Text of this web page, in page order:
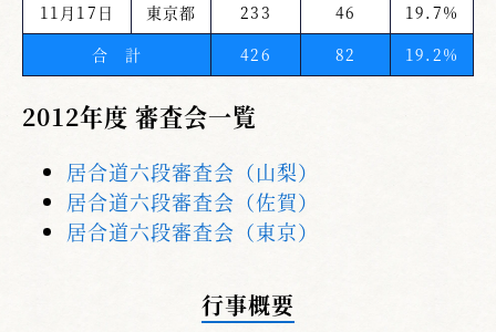
11月17日
東京都 233 46
19.7%
合 計
426 82 19.2%
2012年度 審査会一覧
居合道六段審査会（山梨）
居合道六段審査会（佐賀）
居合道六段審査会（東京）
行事概要